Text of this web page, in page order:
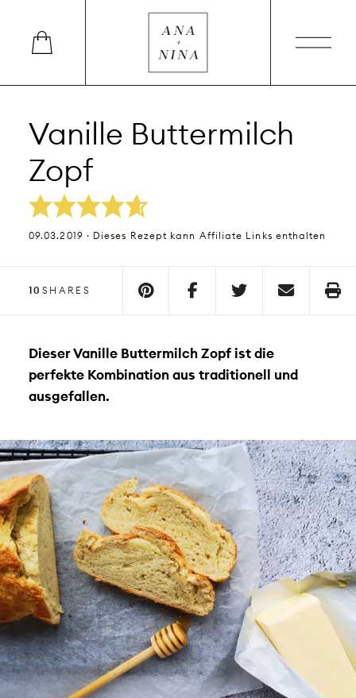
Vanille Buttermilch
Zopf
09.03.2019 · Dieses Rezept kann Affiliate Links enthalten
10 SHARES
Dieser Vanille Buttermilch Zopf ist die
perfekte Kombination aus traditionell und
ausgefallen.